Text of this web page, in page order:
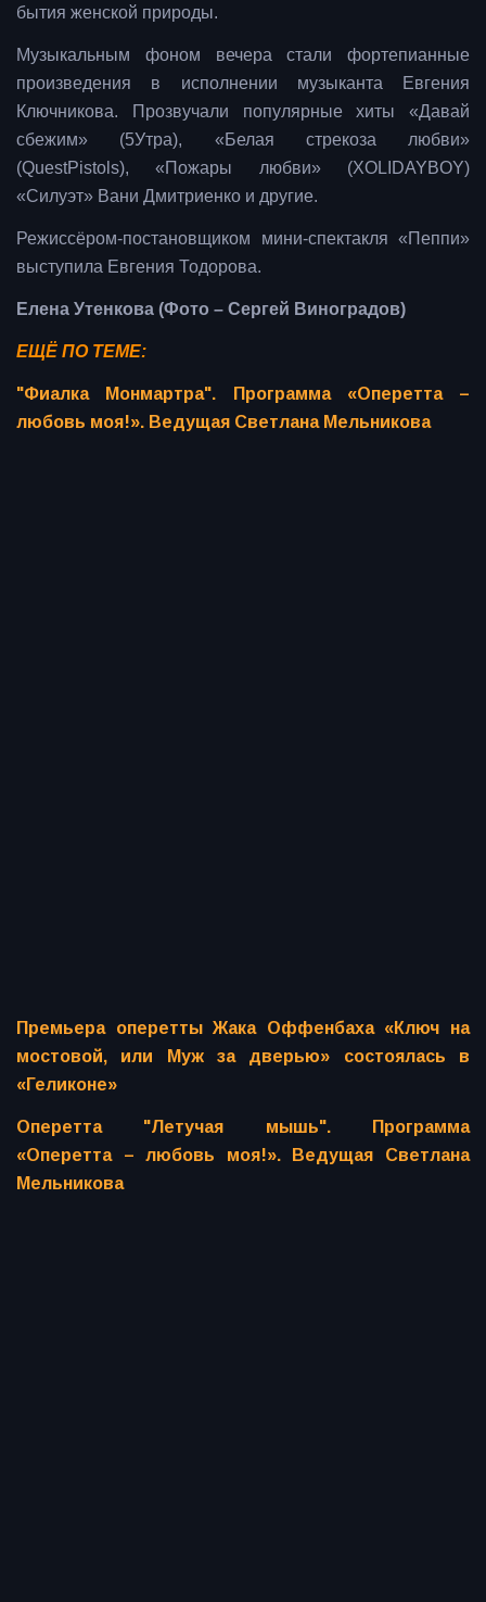
бытия женской природы.
Музыкальным фоном вечера стали фортепианные
произведения в исполнении музыканта Евгения
Ключникова. Прозвучали популярные хиты «Давай
сбежим» (5Утра), «Белая стрекоза любви»
(QuestPistols), «Пожары любви» (XOLIDAYBOY)
«Силуэт» Вани Дмитриенко и другие.
Режиссёром-постановщиком мини-спектакля «Пеппи»
выступила Евгения Тодорова.
Елена Утенкова (Фото – Сергей Виноградов)
ЕЩЁ ПО ТЕМЕ:
"Фиалка Монмартра". Программа «Оперетта –
любовь моя!». Ведущая Светлана Мельникова
Премьера оперетты Жака Оффенбаха «Ключ на
мостовой, или Муж за дверью» состоялась в
«Геликоне»
Оперетта "Летучая мышь". Программа
«Оперетта – любовь моя!». Ведущая Светлана
Мельникова